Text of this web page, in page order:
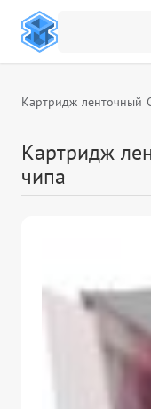
Картридж ленточный
Картридж
чипа